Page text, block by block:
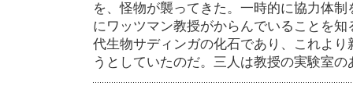
を、怪物が襲ってきた。一時的に協力体
にワッツマン教授がからんでいることを
代生物サディンガの化石であり、これよ
うとしていたのだ。三人は教授の実験室